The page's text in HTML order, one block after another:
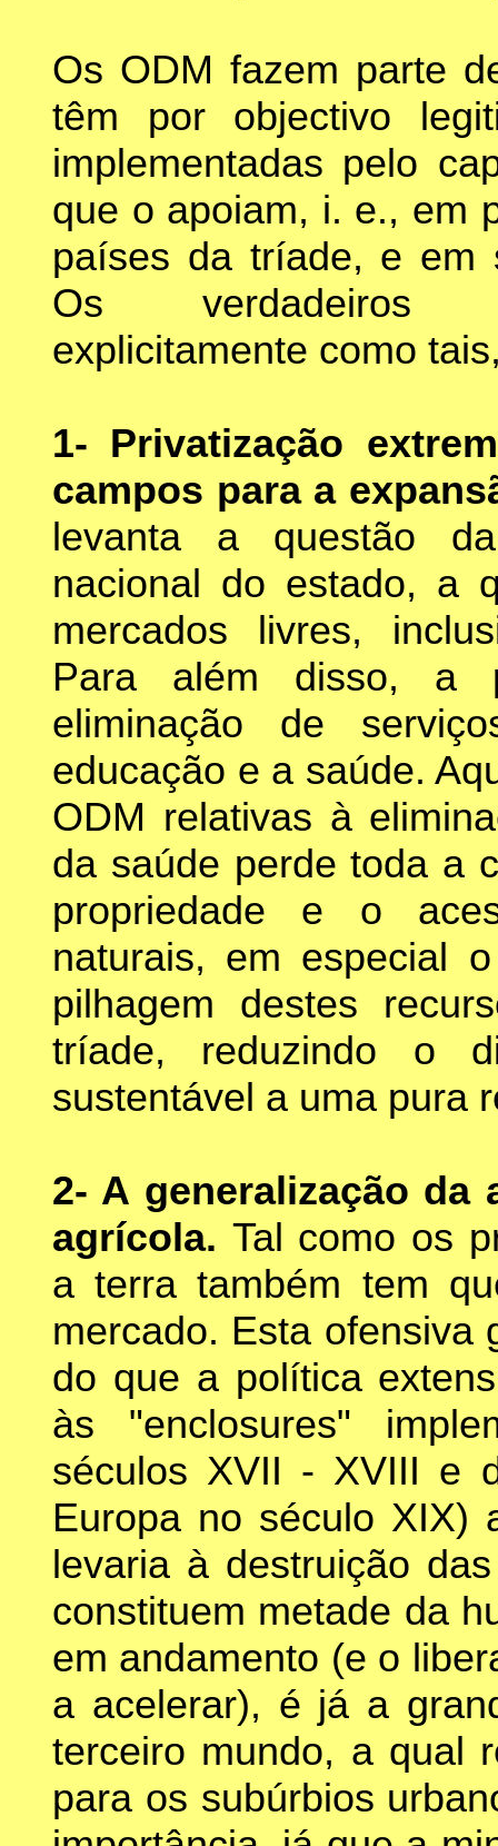
Os ODM fazem parte
têm por objectivo
implementadas pelo
que o apoiam, i. e., em
países da tríade, e em
Os verdadeiros
explicitamente como
1- Privatização
campos para a
levanta a questão
nacional do estado, a
mercados livres,
Para além disso, a
eliminação de
educação e a saúde.
ODM relativas à
da saúde perde toda a
propriedade e o
naturais, em especial
pilhagem destes
tríade, reduzindo o
sustentável a uma pura
2- A generalização da
agrícola. Tal como os
a terra também tem
mercado. Esta ofensiva
do que a política
às "enclosures"
séculos XVII - XVIII e
Europa no século XIX)
levaria à destruição
constituem metade da
em andamento (e o
a acelerar), é já a
terceiro mundo, a qual
para os subúrbios